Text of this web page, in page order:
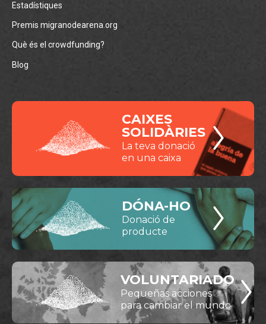
Estadístiques
Premis migranodearena.org
Què és el crowdfunding?
Blog
CAIXES
SOLIDÀRIES
La teva donació
en una caixa
DÓNA-HO
Donació de
producte
VOLUNTARIADO
Pequeñas acciones
para cambiar el mundo